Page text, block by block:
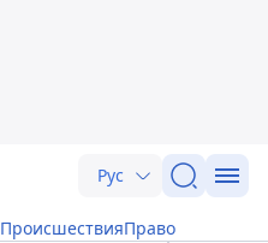
Рус
ПроисшествияПраво